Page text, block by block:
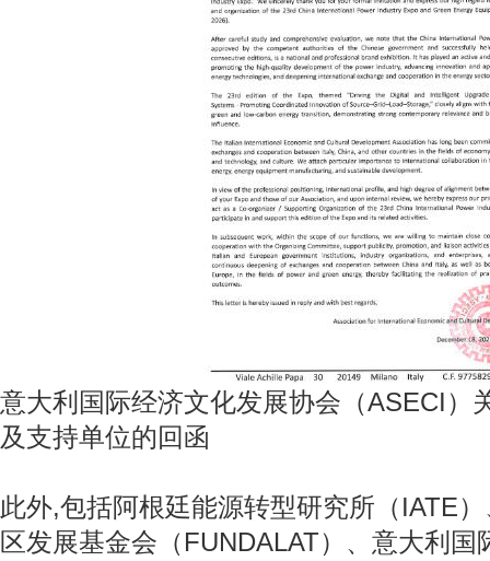
意⼤利国际经济⽂化发展协会（ASECI）
及支持单位的回函
此外,包括阿根廷能源转型研究所（IATE
区发展基金会（FUNDALAT）、意⼤利国